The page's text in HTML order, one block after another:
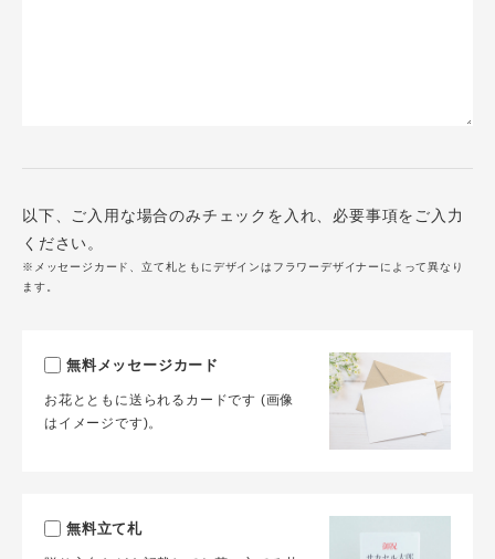
以下、ご入用な場合のみチェックを入れ、必要事項をご入力
ください。
※メッセージカード、立て札ともにデザインはフラワーデザイナーによって異なり
ます。
無料メッセージカード
お花とともに送られるカードです (画像
はイメージです)。
無料立て札